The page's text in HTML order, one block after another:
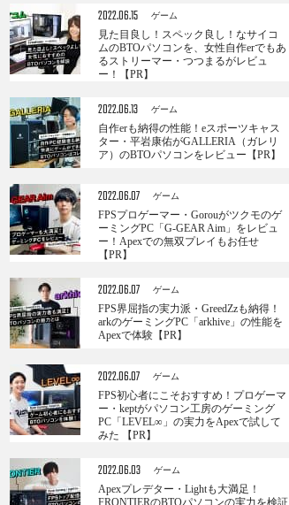
2022.06.15 ゲーム
見た目良し！スペック良し！なサイコ
ムのBTOパソコンを、女性自作erでもあ
るストリーマー・つつまるがレビュ
ー！【PR】
2022.06.13 ゲーム
自作erも納得の性能！eスポーツキャス
ター・平岩康佑がGALLERIA（ガレリ
ア）のBTOパソコンをレビュー【PR】
2022.06.07 ゲーム
FPSプロゲーマー・Gorouがツクモのゲ
ーミングPC「G-GEAR Aim」をレビュ
ー！Apexでの無双プレイもお任せ
【PR】
2022.06.07 ゲーム
FPS界屈指の実力派・GreedZzも納得！
arkのゲーミングPC「arkhive」の性能を
Apexで体験【PR】
2022.06.07 ゲーム
FPS初心者にこそおすすめ！プロゲーマ
ー・keptがパソコン工房のゲーミング
PC「LEVEL∞」の実力をApexで試して
みた 【PR】
2022.06.03 ゲーム
Apexプレデター・Lightも大満足！
FRONTIERのBTOパソコンの実力を検証